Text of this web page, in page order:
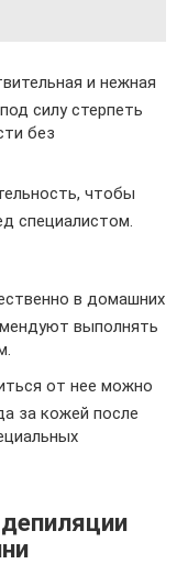
и нежная
силу стерпеть
без
чтобы
специалистом.
в домашних
выполнять
от нее можно
за кожей после